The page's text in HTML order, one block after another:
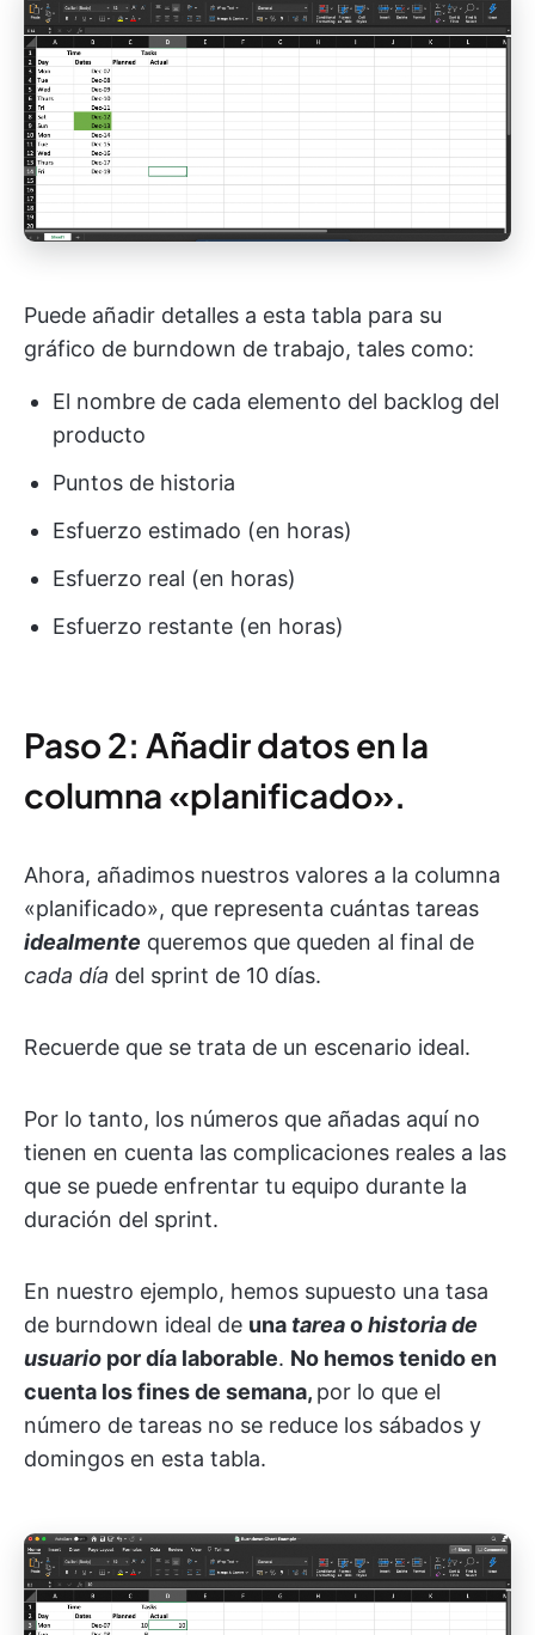
Puede añadir detalles a esta tabla para su
gráfico de burndown de trabajo, tales como:
El nombre de cada elemento del backlog del
producto
Puntos de historia
Esfuerzo estimado (en horas)
Esfuerzo real (en horas)
Esfuerzo restante (en horas)
Paso 2: Añadir datos en la
columna «planificado».
Ahora, añadimos nuestros valores a la columna
«planificado», que representa cuántas tareas
idealmente queremos que queden al final de
cada día del sprint de 10 días.
Recuerde que se trata de un escenario ideal.
Por lo tanto, los números que añadas aquí no
tienen en cuenta las complicaciones reales a las
que se puede enfrentar tu equipo durante la
duración del sprint.
En nuestro ejemplo, hemos supuesto una tasa
de burndown ideal de una tareaohistoria de
usuario por día laborable. No hemos tenido en
cuenta los fines de semana, por lo que el
número de tareas no se reduce los sábados y
domingos en esta tabla.